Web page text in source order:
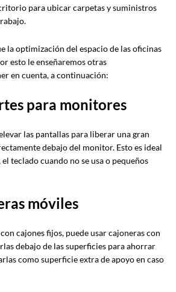
para ubicar carpetas y suministros
la optimización del espacio de las oficinas
esto le enseñaremos otras
en cuenta, a continuación:
para monitores
las pantallas para liberar una gran
debajo del monitor. Esto es ideal
teclado cuando no se usa o pequeños
móviles
cajones fijos, puede usar cajoneras con
debajo de las superficies para ahorrar
como superficie extra de apoyo en caso